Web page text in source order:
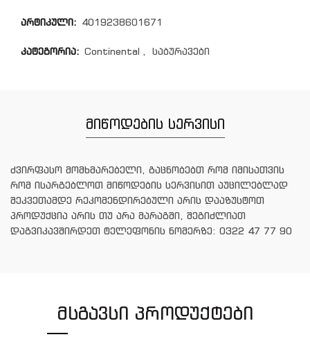
არტიკული: 4019238601671
კატეგორია: Continental , საბურავები
მიწოდების სერვისი
ძვირფასო მომხმარებელი, გაცნობებთ რომ იმისათვის
რომ ისარგებლოთ მიწოდების სერვისით აუცილებლად
შეკვეთამდე რეკომენდირებული არის დააზუსტოთ
პროდუქცია არის თუ არა მარაგში, შეგიძლიათ
დაგვიკავშირდეთ ტელეფონის ნომერზე: 0322 47 77 90
ᲛᲡᲒᲐᲕᲡᲘ ᲞᲠᲝᲓᲣᲥᲢᲔᲑᲘ